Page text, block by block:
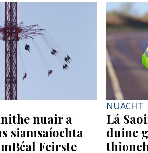
nuair a
siamsaíochta
Feirste
NUACHT
Lá
duine